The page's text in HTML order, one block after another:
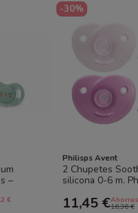
–
€
-30%
Philisps Avent
2 Chupetes
silicona 0-6 m.
11,45 €16,36 €